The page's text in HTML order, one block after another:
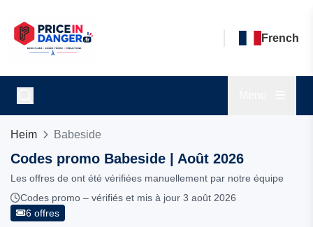
French
Heim Babeside
Codes promo Babeside | Août 2026
Les offres de ont été vérifiées manuellement par notre équipe
Codes promo – vérifiés et mis à jour 3 août 2026
6 offres